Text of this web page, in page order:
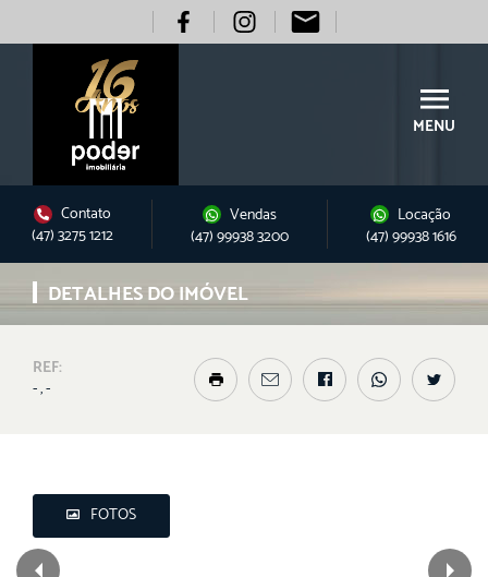
MENU
Contato
(47) 3275 1212
Vendas
(47) 99938 3200
Locação
(47) 99938 1616
DETALHES DO IMÓVEL
REF:
- , -
FOTOS